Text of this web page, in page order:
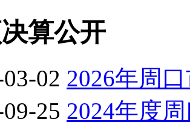
算公开
02 2026年周
25 2024年度